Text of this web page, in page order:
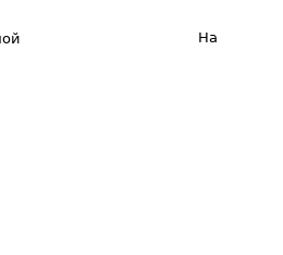
На